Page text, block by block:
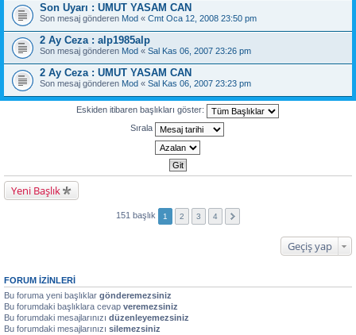
Son Uyarı : UMUT YASAM CAN
Son mesaj gönderen Mod « Cmt Oca 12, 2008 23:50 pm
2 Ay Ceza : alp1985alp
Son mesaj gönderen Mod « Sal Kas 06, 2007 23:26 pm
2 Ay Ceza : UMUT YASAM CAN
Son mesaj gönderen Mod « Sal Kas 06, 2007 23:23 pm
Eskiden itibaren başlıkları göster:
Sırala
Yeni Başlık
151 başlık 1 2 3 4
Geçiş yap
FORUM IZINLERI
Bu foruma yeni başlıklar gönderemezsiniz
Bu forumdaki başlıklara cevap veremezsiniz
Bu forumdaki mesajlarınızı düzenleyemezsiniz
Bu forumdaki mesajlarınızı silemezsiniz